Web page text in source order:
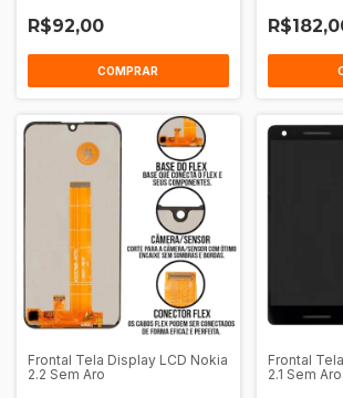
R$92,00
COMPRAR
Frontal Tela Display LCD Nokia
2.2 Sem Aro
Frontal
2.1 Sem Aro